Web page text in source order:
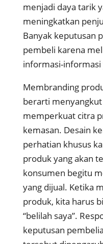
menjadi daya tarik
meningkatkan
Banyak keputusan
pembeli karena
informasi-
Membranding
berarti
memperkuat citra
kemasan. Desain
perhatian khusus
produk yang akan
konsumen begitu
yang dijual. Ketika
produk, kita harus
“belilah saya”.
keputusan